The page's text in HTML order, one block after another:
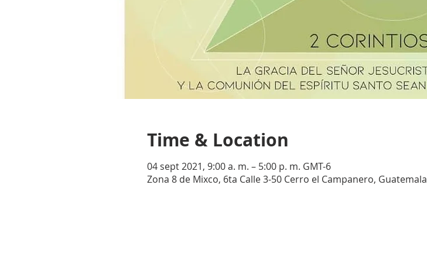
Time & Location
04 sept 2021, 9:00 a. m. – 5:00 p. m. GMT-6
Zona 8 de Mixco, 6ta Calle 3-50 Cerro el Campanero, Guatemala